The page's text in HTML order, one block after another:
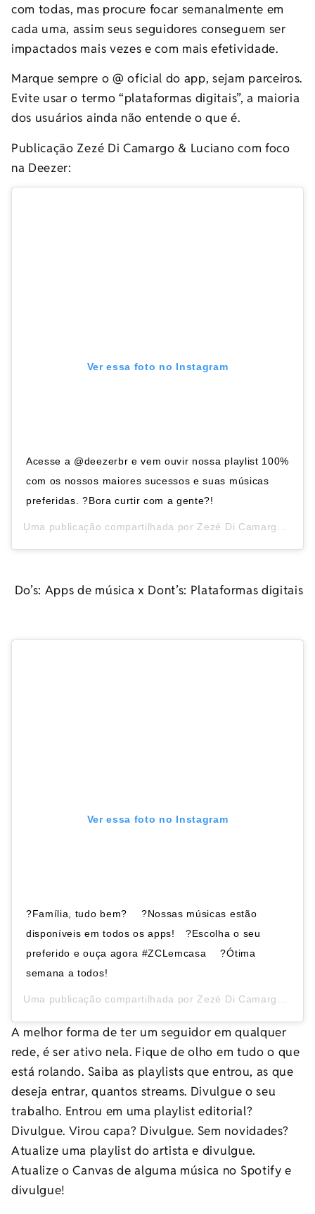
com todas, mas procure focar semanalmente em
cada uma, assim seus seguidores conseguem ser
impactados mais vezes e com mais efetividade.
Marque sempre o @ oficial do app, sejam parceiros.
Evite usar o termo “plataformas digitais”, a maioria
dos usuários ainda não entende o que é.
Publicação Zezé Di Camargo & Luciano com foco
na Deezer:
Ver essa foto no Instagram
Acesse a @deezerbr e vem ouvir nossa playlist 100%
com os nossos maiores sucessos e suas músicas
preferidas. ?Bora curtir com a gente?!
Uma publicação compartilhada porZezé Di Camargo & Luciano
Do’s: Apps de música x Dont’s: Plataformas digitais
Ver essa foto no Instagram
?Família, tudo bem? ⠀ ?Nossas músicas estão
disponíveis em todos os apps!⠀ ?Escolha o seu
preferido e ouça agora #ZCLemcasa ⠀ ?Ótima
semana a todos!
Uma publicação compartilhada por Zezé Di Camargo & Luciano
A melhor forma de ter um seguidor em qualquer
rede, é ser ativo nela. Fique de olho em tudo o que
está rolando. Saiba as playlists que entrou, as que
deseja entrar, quantos streams. Divulgue o seu
trabalho. Entrou em uma playlist editorial?
Divulgue. Virou capa? Divulgue. Sem novidades?
Atualize uma playlist do artista e divulgue.
Atualize o Canvas de alguma música no Spotify e
divulgue!